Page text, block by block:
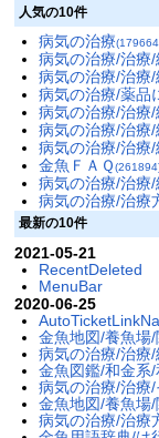
人気の10件
病気の治療
病気の治療/治療
病気の治療/治療
病気の治療/薬品
病気の治療/治療
病気の治療/治療
病気の治療/治療
金魚ＦＡＱ
病気の治療/治療
病気の治療/治療
最新の10件
2021-05-21
RecentDeleted
MenuBar
2020-06-25
金魚地図/養魚場
病気の治療/治療
金魚図鑑/和金系/
病気の治療/治療
金魚地図/養魚場
病気の治療/治療